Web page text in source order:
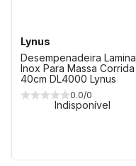
Lynus
Desempenadeira Lamina
Inox Para Massa Corrida
40cm DL4000 Lynus
0.0/0
Indisponível